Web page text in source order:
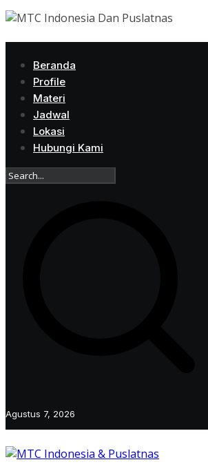
Beranda
Profile
Materi
Jadwal
Lokasi
Hubungi Kami
Agustus 7, 2026